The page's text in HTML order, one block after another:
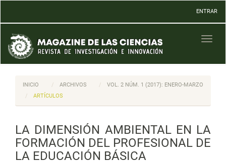
Contenido
principal
Barra
lateral
ENTRAR
INICIO ARCHIVOS
VOL. 2 NÚM. 1 (2017): ENERO-MARZO
ARTÍCULOS
LA DIMENSIÓN AMBIENTAL EN LA
FORMACIÓN DEL PROFESIONAL DE
LA EDUCACIÓN BÁSICA